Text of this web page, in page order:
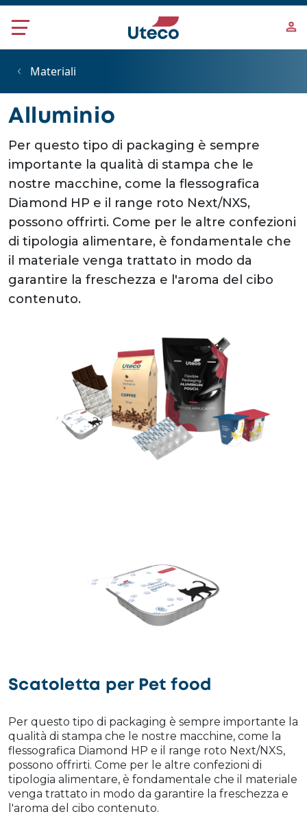
Salta al contenuto principale
Materiali
Alluminio
Per questo tipo di packaging è sempre
importante la qualità di stampa che le
nostre macchine, come la flessografica
Diamond HP e il range roto Next/NXS,
possono offrirti. Come per le altre confezioni
di tipologia alimentare, è fondamentale che
il materiale venga trattato in modo da
garantire la freschezza e l'aroma del cibo
contenuto.
Scatoletta per Pet food
Per questo tipo di packaging è sempre importante la
qualità di stampa che le nostre macchine, come la
flessografica Diamond HP e il range roto Next/NXS,
possono offrirti. Come per le altre confezioni di
tipologia alimentare, è fondamentale che il materiale
venga trattato in modo da garantire la freschezza e
l'aroma del cibo contenuto.